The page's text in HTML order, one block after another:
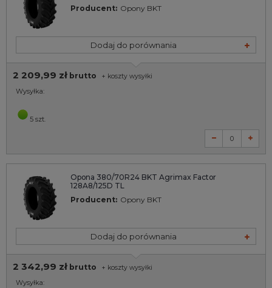
Producent: Opony BKT
Dodaj do porównania
2 209,99 zł brutto + koszty wysyłki
Wysyłka:
5 szt.
Opona 380/70R24 BKT Agrimax Factor
128A8/125D TL
Producent: Opony BKT
Dodaj do porównania
2 342,99 zł brutto + koszty wysyłki
Wysyłka: